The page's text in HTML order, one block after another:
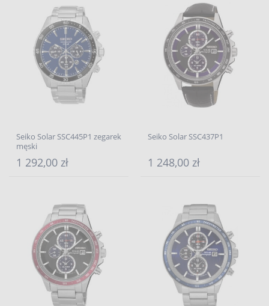
Seiko Solar SSC445P1 zegarek
męski
1 292,00 zł
Seiko Solar SSC437P1
1 248,00 zł